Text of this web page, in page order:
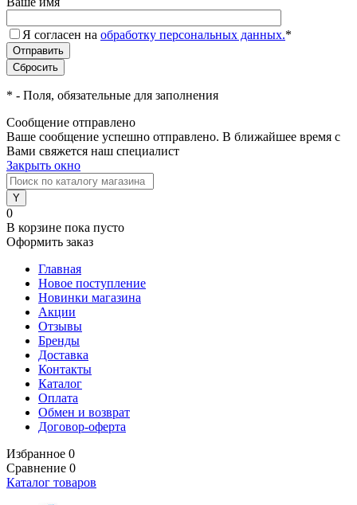
Я согласен на обработку персональных данных.*
* - Поля, обязательные для заполнения
Сообщение отправлено
Ваше сообщение успешно отправлено. В ближайшее время с
Вами свяжется наш специалист
Закрыть окно
0
В корзине пока пусто
Оформить заказ
Главная
Новое поступление
Новинки магазина
Акции
Отзывы
Бренды
Доставка
Контакты
Каталог
Оплата
Обмен и возврат
Договор-оферта
Избранное 0
Сравнение 0
Каталог товаров